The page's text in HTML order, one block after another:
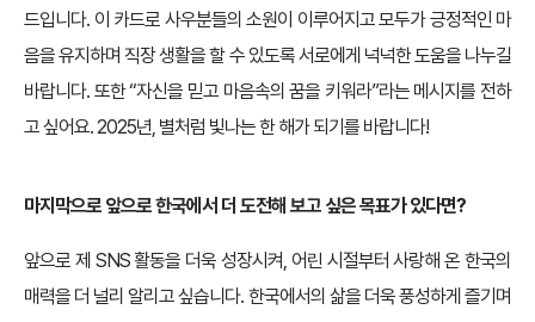
드입니다. 이 카드로 사우분들의 소원이 이루어지고 모두가 긍정적인 마
음을 유지하며 직장 생활을 할 수 있도록 서로에게 넉넉한 도움을 나누길
바랍니다. 또한 “자신을 믿고 마음속의 꿈을 키워라”라는 메시지를 전하
고 싶어요. 2025년, 별처럼 빛나는 한 해가 되기를 바랍니다!
마지막으로 앞으로 한국에서 더 도전해 보고 싶은 목표가 있다면?
앞으로 제 SNS 활동을 더욱 성장시켜, 어린 시절부터 사랑해 온 한국의
매력을 더 널리 알리고 싶습니다. 한국에서의 삶을 더욱 풍성하게 즐기며